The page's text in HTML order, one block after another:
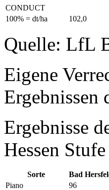
CONDUCT
100% = dt/ha
102,0
Quelle: LfL
Eigene
Ergebnissen
Ergebnisse
Hessen
Sorte Bad
Piano
96